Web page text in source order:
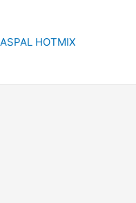
ASPAL HOTMIX